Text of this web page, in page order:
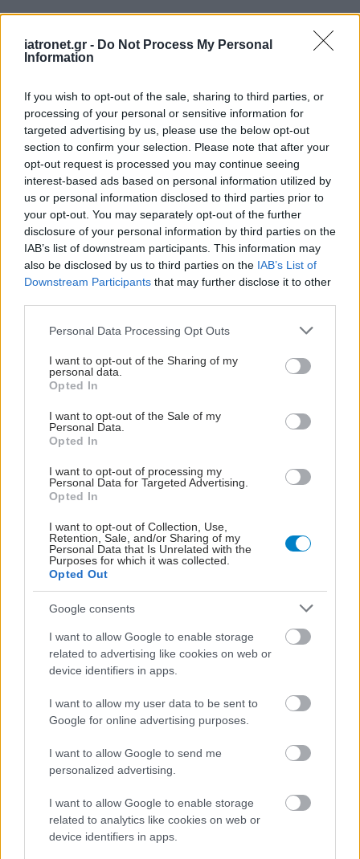
iatronet.gr - Do Not Process My Personal
Information
If you wish to opt-out of the sale, sharing to third parties, or
processing of your personal or sensitive information for
targeted advertising by us, please use the below opt-out
section to confirm your selection. Please note that after your
opt-out request is processed you may continue seeing
interest-based ads based on personal information utilized by
us or personal information disclosed to third parties prior to
your opt-out. You may separately opt-out of the further
disclosure of your personal information by third parties on the
IAB’s list of downstream participants. This information may
also be disclosed by us to third parties on the IAB’s List of
Downstream Participants that may further disclose it to other
Please note that this website/app uses one or more Google
not limited to your visit or usage behaviour. You may click to
grant or deny consent to Google and its third-party tags to
use your data for below specified purposes in below Google
consent section.
Personal Data Processing Opt Outs
I want to opt-out of the Sharing of my
personal data.
Opted In
I want to opt-out of the Sale of my
Personal Data.
Opted In
I want to opt-out of processing my
Personal Data for Targeted Advertising.
Opted In
I want to opt-out of Collection, Use,
Retention, Sale, and/or Sharing of my
Personal Data that Is Unrelated with the
Purposes for which it was collected.
Opted Out
Google consents
I want to allow Google to enable storage
related to advertising like cookies on web or
device identifiers in apps.
I want to allow my user data to be sent to
Google for online advertising purposes.
I want to allow Google to send me
personalized advertising.
I want to allow Google to enable storage
related to analytics like cookies on web or
device identifiers in apps.
ΜΠΕΙΤΕ ΣΤΗ ΣΥΖΗΤΗΣΗ
Loading...
Προσθήκη Σχολίου